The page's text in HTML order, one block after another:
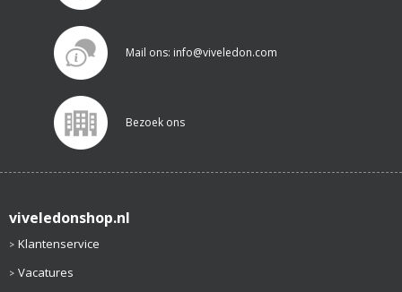
Mail ons: info@viveledon.com
Bezoek ons
viveledonshop.nl
Klantenservice
Vacatures